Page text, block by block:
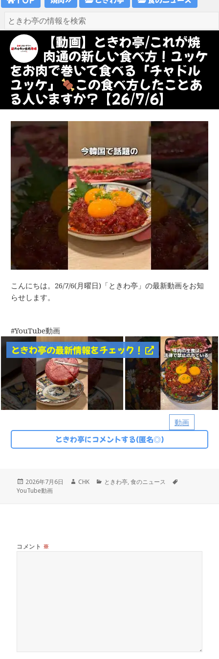
【動画】ときわ亭/これが焼
肉通の新しい食べ方！ユッケ
をお肉で巻いて食べる「チャドル
ユッケ」 この食べ方したことあ
る人いますか？【26/7/6】
こんにちは。26/7/6(月曜日)「ときわ亭」の最新動画をお知
らせします。
動画
YouTube動画
ときわ亭の最新情報をチェック！
ときわ亭にコメントする(匿名◎)
投
稿
2026年7月6日
作
CHK
カ
ときわ亭,食のニュース
YouTube動画
コメント ※